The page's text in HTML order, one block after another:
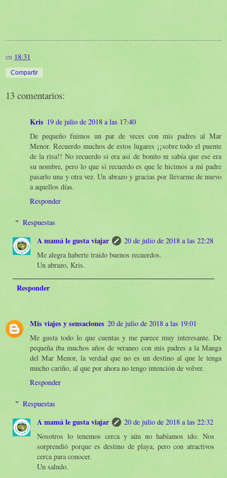
en 18:31
Compartir
13 comentarios:
Kris 19 de julio de 2018 a las 17:40
De pequeño fuimos un par de veces con mis padres al Mar
Menor. Recuerdo muchos de estos lugares ¡¡sobre todo el puente
de la risa!! No recuerdo si era así de bonito ni sabía que ese era
su nombre, pero lo que si recuerdo es que le hicimos a mi padre
pasarlo una y otra vez. Un abrazo y gracias por llevarme de nuevo
a aquellos días.
Responder
Respuestas
A mamá le gusta viajar
20 de julio de 2018 a las 22:28
Me alegra haberte traído buenos recuerdos.
Un abrazo, Kris.
Responder
Mis viajes y sensaciones 20 de julio de 2018 a las 19:01
Me gusta todo lo que cuentas y me parece muy interesante. De
pequeña iba muchos años de veraneo con mis padres a la Manga
del Mar Menor, la verdad que no es un destino al que le tenga
mucho cariño, al que por ahora no tengo intención de volver.
Responder
Respuestas
A mamá le gusta viajar
20 de julio de 2018 a las 22:32
Nosotros lo tenemos cerca y aún no habíamos ido. Nos
sorprendió porque es destino de playa, pero con atractivos
cerca para conocer.
Un saludo.